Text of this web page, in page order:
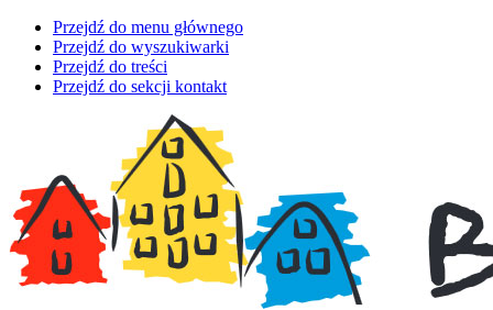
Przejdź do menu głównego
Przejdź do wyszukiwarki
Przejdź do treści
Przejdź do sekcji kontakt